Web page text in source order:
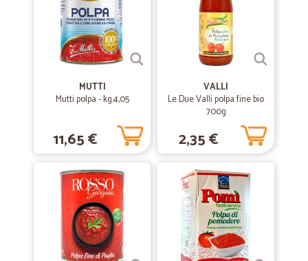
MUTTI
Mutti polpa - kg.4,05
11,65 €
VALLI
Le Due Valli polpa fine bio
700g
2,35 €